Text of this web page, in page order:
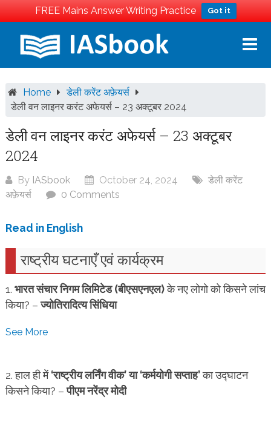
FREE Mains Answer Writing Practice Got it
content
Home
डेली करेंट अफ़ेयर्स
डेली वन लाइनर करंट अफेयर्स – 23 अक्टूबर 2024
डेली वन लाइनर करंट अफेयर्स – 23 अक्टूबर
2024
By IASbook October 24, 2024
डेली करेंट
अफ़ेयर्स
0 Comments
Read in English
राष्ट्रीय घटनाएँ एवं कार्यक्रम
1. भारत संचार निगम लिमिटेड (बीएसएनएल)के नए लोगो को किसने लांच
किया? –ज्योतिरादित्य सिंधिया
See More
2. हाल ही में‘राष्ट्रीय लर्निंग वीक’ या ‘कर्मयोगी सप्ताह’का उद्घाटन
किसने किया? –पीएम नरेंद्र मोदी